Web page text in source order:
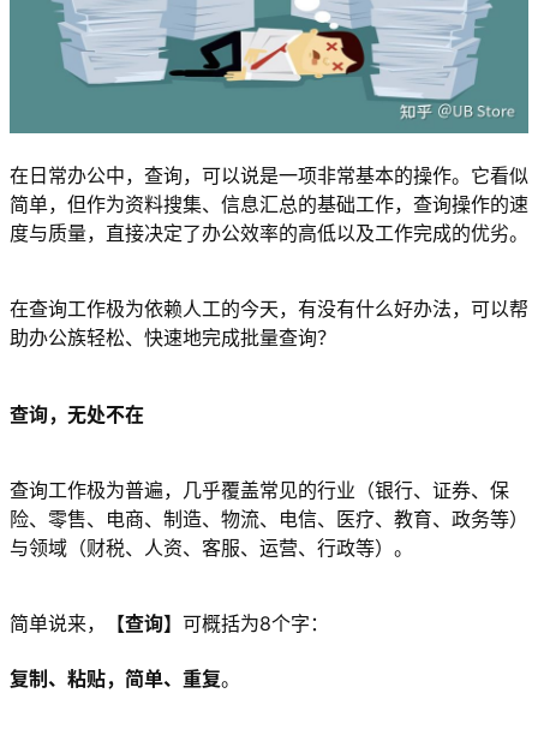
在日常办公中，查询，可以说是一项非常基本的操作。它看似
简单，但作为资料搜集、信息汇总的基础工作，查询操作的速
度与质量，直接决定了办公效率的高低以及工作完成的优劣。
在查询工作极为依赖人工的今天，有没有什么好办法，可以帮
助办公族轻松、快速地完成批量查询？
查询，无处不在
查询工作极为普遍，几乎覆盖常见的行业（银行、证券、保
险、零售、电商、制造、物流、电信、医疗、教育、政务等）
与领域（财税、人资、客服、运营、行政等）。
简单说来， 【查询】 可概括为8个字：
复制、粘贴，简单、重复。